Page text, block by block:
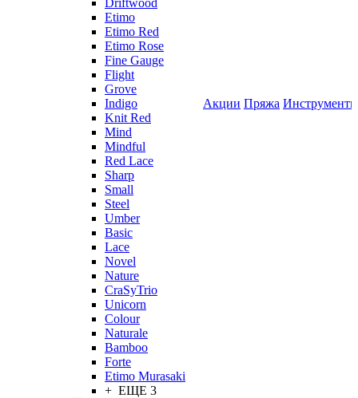
Driftwood
Etimo
Etimo Red
Etimo Rose
Fine Gauge
Flight
Grove
Indigo
Knit Red
Mind
Mindful
Red Lace
Sharp
Small
Steel
Umber
Basic
Lace
Novel
Nature
CraSyTrio
Unicorn
Colour
Naturale
Bamboo
Forte
Etimo Murasaki
+ ЕЩЕ 3
Акции Пряжа Инструменты